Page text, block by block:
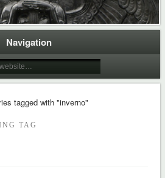
Navigation
tagged with "inverno"
TAG